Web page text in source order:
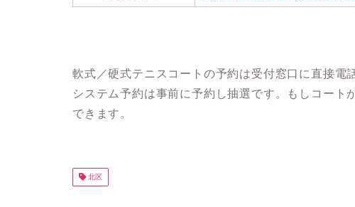
軟式／硬式テニスコートの予約は受付窓口に直接電
システム予約は事前に予約し抽選です。もしコート
できます。
北区